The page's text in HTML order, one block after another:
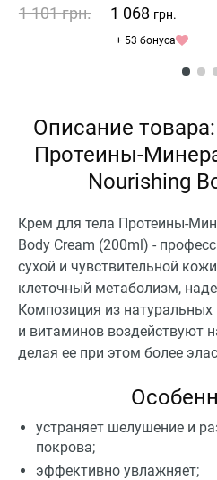
1 101грн. 1 068 грн.
+ 53 бонуса
Описание
Протеины-
Nourishing
Крем для тела Протеины-
Body Cream (200ml) -
сухой и чувствительной
клеточный метаболизм,
Композиция из
и витаминов воздействуют
делая ее при этом более
устраняет шелушение и
покрова;
эффективно увлажняет;